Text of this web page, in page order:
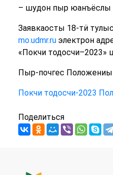
– шудон пыр юанъёслы
Заявкаосты 18-тӥ
mo.udmr.ruэлектрон
«Покчи тодосчи–2023»
Пыр-почгес
Покчи тодосчи-2023
Поделиться